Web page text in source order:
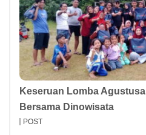
Keseruan Lomba
Bersama Dinowisata
POST